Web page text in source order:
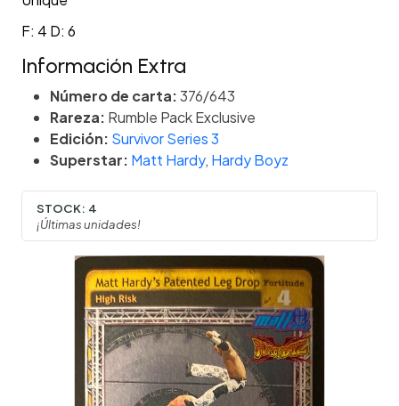
F: 4 D: 6
Información Extra
Número de carta:376/643
Rareza: Rumble Pack Exclusive
Edición: Survivor Series 3
Superstar: Matt Hardy, Hardy Boyz
STOCK: 4
¡Últimas unidades!